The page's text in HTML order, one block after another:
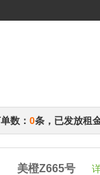
数： 0条，已发放租
美橙Z665号